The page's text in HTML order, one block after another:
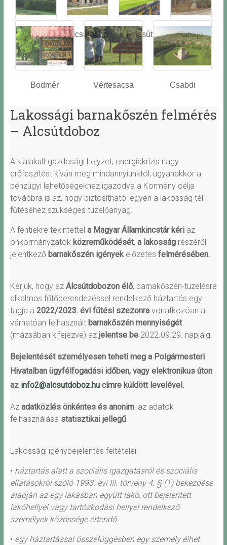
Óbarok
Alcsútdobo
z
Felcsút Tabajd
Bodmér Vértesacsa Csabdi
Lakossági barnakőszén felmérés
– Alcsútdoboz
A kialakult gazdasági helyzet, energiakrízis nagy
erőfeszítést kíván meg mindannyiunktól, ugyanakkor a
pénzügyi lehetőségekhez igazodva a Kormány célja
továbbra is az, hogy biztosítható legyen a lakosság téli
fűtéséhez szükséges tüzelőanyag.
A fentiekre tekintettel a Magyar Államkincstár kériaz
önkormányzatok közreműködését, a lakosságrészéről
jelentkező barnakőszén igényekelőzetes felmérésében.
Kérjük, hogy az Alcsútdobozonélő, barnakőszén-tüzelésre
alkalmas fűtőberendezéssel rendelkező háztartás egy
tagja a 2022/2023. évi fűtési szezonravonatkozóan a
várhatóan felhasznált barnakőszén mennyiségét
(mázsában kifejezve) az jelentse be2022.09.29. napjáig.
Bejelentését személyesen teheti meg a Polgármesteri
Hivatalban ügyfélfogadási időben, vagy elektronikus úton
az info2@alcsutdoboz.hucímre küldött levelével.
Az adatközlés önkéntes és anonim, az adatok
felhasználása statisztikai jellegű.
Lakossági igénybejelentés feltételei:
• háztartás alatt a szociális igazgatásról és szociális
ellátásokról szóló 1993. évi III. törvény 4. § (1) bekezdése
alapján az egy lakásban együtt lakó, ott bejelentett
lakóhellyel vagy tartózkodási hellyel rendelkező
személyek közössége értendő
• egy háztartással összefüggésben egy személy élhet